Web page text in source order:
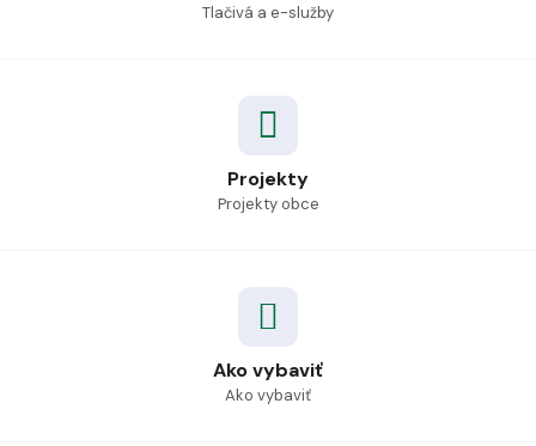
Tlačivá a e-služby
Projekty
Projekty obce
Ako vybaviť
Ako vybaviť